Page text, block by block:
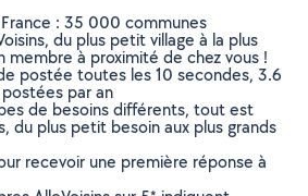
: 35 000 communes
du plus petit village à la plus
membre à proximité de chez vous !
postée toutes les 10 secondes, 3.6
par an
de besoins différents, tout est
du plus petit besoin aux plus grands
recevoir une première réponse à